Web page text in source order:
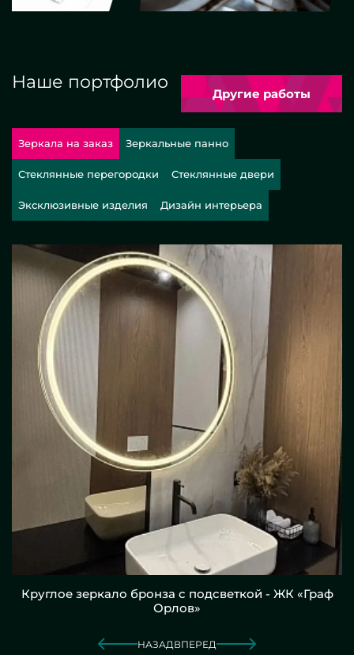
Наше портфолио
Другие работы
Зеркала на заказ Зеркальные панно
Стеклянные перегородки Стеклянные двери
Эксклюзивные изделия Дизайн интерьера
Круглое зеркало бронза с подсветкой - ЖК «Граф
Орлов»
НАЗАД ВПЕРЕД